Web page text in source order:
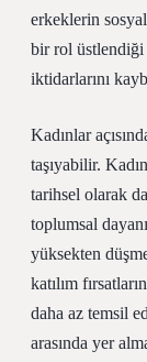
erkeklerin
bir rol üstlendiği
iktidarlarını
Kadınlar
taşıyabilir.
tarihsel olarak
toplumsal
yüksekten
katılım
daha az temsil
arasında yer